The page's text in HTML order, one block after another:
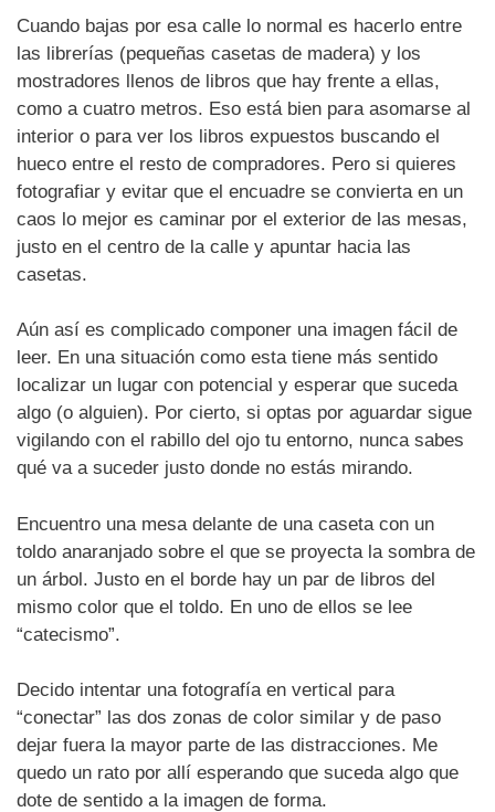
Cuando bajas por esa calle lo normal es hacerlo entre
las librerías (pequeñas casetas de madera) y los
mostradores llenos de libros que hay frente a ellas,
como a cuatro metros. Eso está bien para asomarse al
interior o para ver los libros expuestos buscando el
hueco entre el resto de compradores. Pero si quieres
fotografiar y evitar que el encuadre se convierta en un
caos lo mejor es caminar por el exterior de las mesas,
justo en el centro de la calle y apuntar hacia las
casetas.
Aún así es complicado componer una imagen fácil de
leer. En una situación como esta tiene más sentido
localizar un lugar con potencial y esperar que suceda
algo (o alguien). Por cierto, si optas por aguardar sigue
vigilando con el rabillo del ojo tu entorno, nunca sabes
qué va a suceder justo donde no estás mirando.
Encuentro una mesa delante de una caseta con un
toldo anaranjado sobre el que se proyecta la sombra de
un árbol. Justo en el borde hay un par de libros del
mismo color que el toldo. En uno de ellos se lee
“catecismo”.
Decido intentar una fotografía en vertical para
“conectar” las dos zonas de color similar y de paso
dejar fuera la mayor parte de las distracciones. Me
quedo un rato por allí esperando que suceda algo que
dote de sentido a la imagen de forma.